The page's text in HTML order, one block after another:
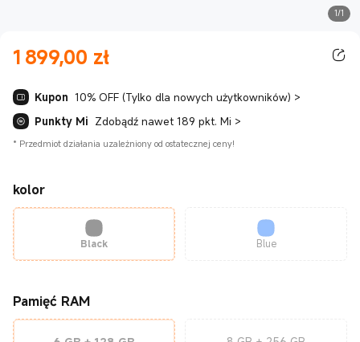
1/1
1 899,00 zł
Current Price zł1899.00
Kupon 10% OFF (Tylko dla nowych użytkowników) >
Punkty Mi Zdobądź nawet 189 pkt. Mi >
* Przedmiot działania uzależniony od ostatecznej ceny!
kolor
Black Blue
Pamięć RAM